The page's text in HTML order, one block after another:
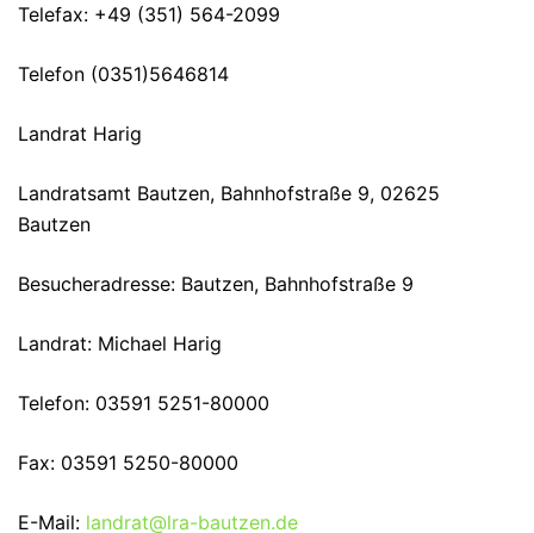
Telefax: +49 (351) 564-2099
Telefon (0351)5646814
Landrat Harig
Landratsamt Bautzen, Bahnhofstraße 9, 02625
Bautzen
Besucheradresse: Bautzen, Bahnhofstraße 9
Landrat: Michael Harig
Telefon: 03591 5251-80000
Fax: 03591 5250-80000
E-Mail: landrat@lra-bautzen.de